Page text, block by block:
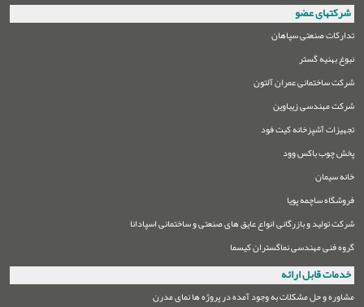
شرکتهای عضو
تدارکات صنعتی سپاهان
نبوغ بهنیه گستر
شرکت ساختمانی عمران آلتون
شرکت مهندسی زیباوین
تجهیزات آشپزخانه کیت فود
پخش چوب باکس وود
خانه سیمان
فروشگاه ساچمه پویا
شرکت تولید و بازرگانی انواع عایق های صنعتی و ساختمانی اسپادانا
گروه فنی مهندسی نماگستران کیسما
خدمات قابل ارائه
مشاوره و حل مشکلات به وجود آمده در پروژه ها نمای مدرن